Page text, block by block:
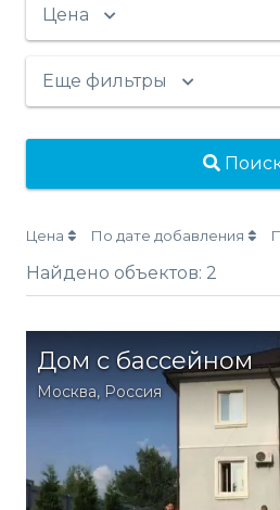
Цена
Еще фильтры
Цена По дате добавления
Найдено объектов: 2
Дом с бассейном
Москва, Россия